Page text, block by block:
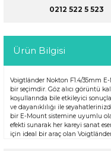
0212 522 5 523
Ürün Bilgisi
Voigtländer Nokton F1.4/35mm
bir seçimdir. Göz alıcı görüntü
koşullarında bile etkileyici
ve dayanıklılığı ile
bir E-Mount sistemine uyumlu
efekti sunarak her kareyi sanat
için ideal bir araç olan